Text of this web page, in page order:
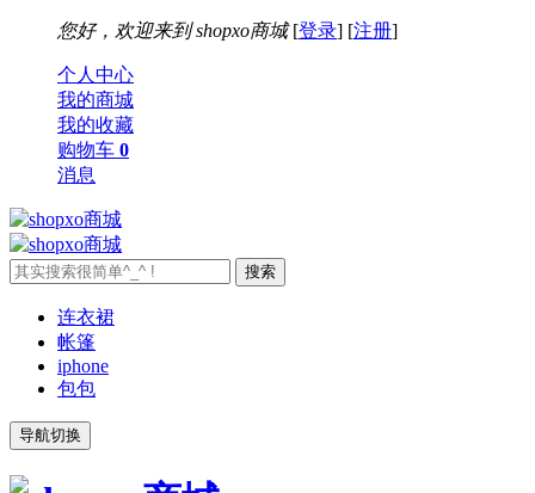
您好，欢迎来到 shopxo商城[登录] [注册]
个人中心
我的商城
我的收藏
购物车 0
消息
连衣裙
帐篷
iphone
包包
导航切换